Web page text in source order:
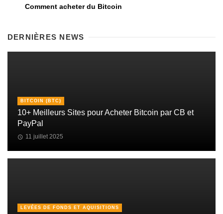
Comment acheter du Bitcoin
DERNIÈRES NEWS
BITCOIN (BTC)
10+ Meilleurs Sites pour Acheter Bitcoin par CB et
PayPal
11 juillet 2025
LEVÉES DE FONDS ET AQUISITIONS